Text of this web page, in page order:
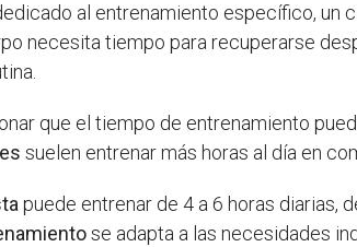
al entrenamiento específico, un
necesita tiempo para recuperarse
que el tiempo de entrenamiento
suelen entrenar más horas al día en
puede entrenar de 4 a 6 horas
se adapta a las necesidades